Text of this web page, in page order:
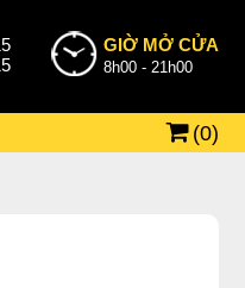
GIỜ MỞ CỬA
8h00 - 21h00
(0)